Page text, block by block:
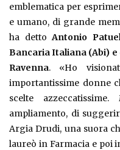
emblematica per
e umano, di grande
ha dettoAntonio
Bancaria Italiana (Abi) e
Ravenna. «Ho
importantissime donne
scelte
ampliamento, di
Argia Drudi, una suora
laureò in Farmacia e poi